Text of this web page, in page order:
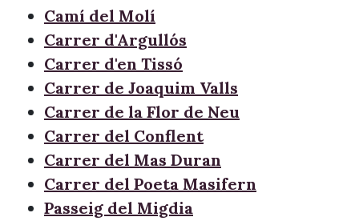
Camí del Molí
Carrer d'Argullós
Carrer d'en Tissó
Carrer de Joaquim Valls
Carrer de la Flor de Neu
Carrer del Conflent
Carrer del Mas Duran
Carrer del Poeta Masifern
Passeig del Migdia